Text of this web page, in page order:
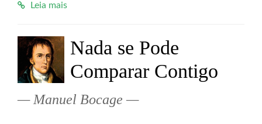
Leia mais
Nada se Pode
Comparar Contigo
Manuel Bocage